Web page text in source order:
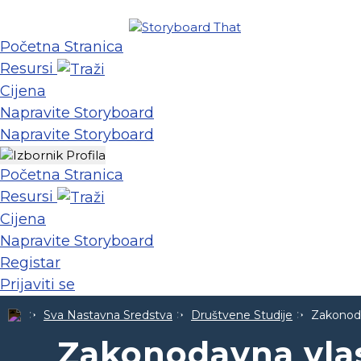
Početna Stranica
Resursi
Cijena
Napravite Storyboard
Napravite Storyboard
Početna Stranica
Resursi
Cijena
Napravite Storyboard
Registar
Prijaviti se
Sva Nastavna Sredstva Društvene Studije